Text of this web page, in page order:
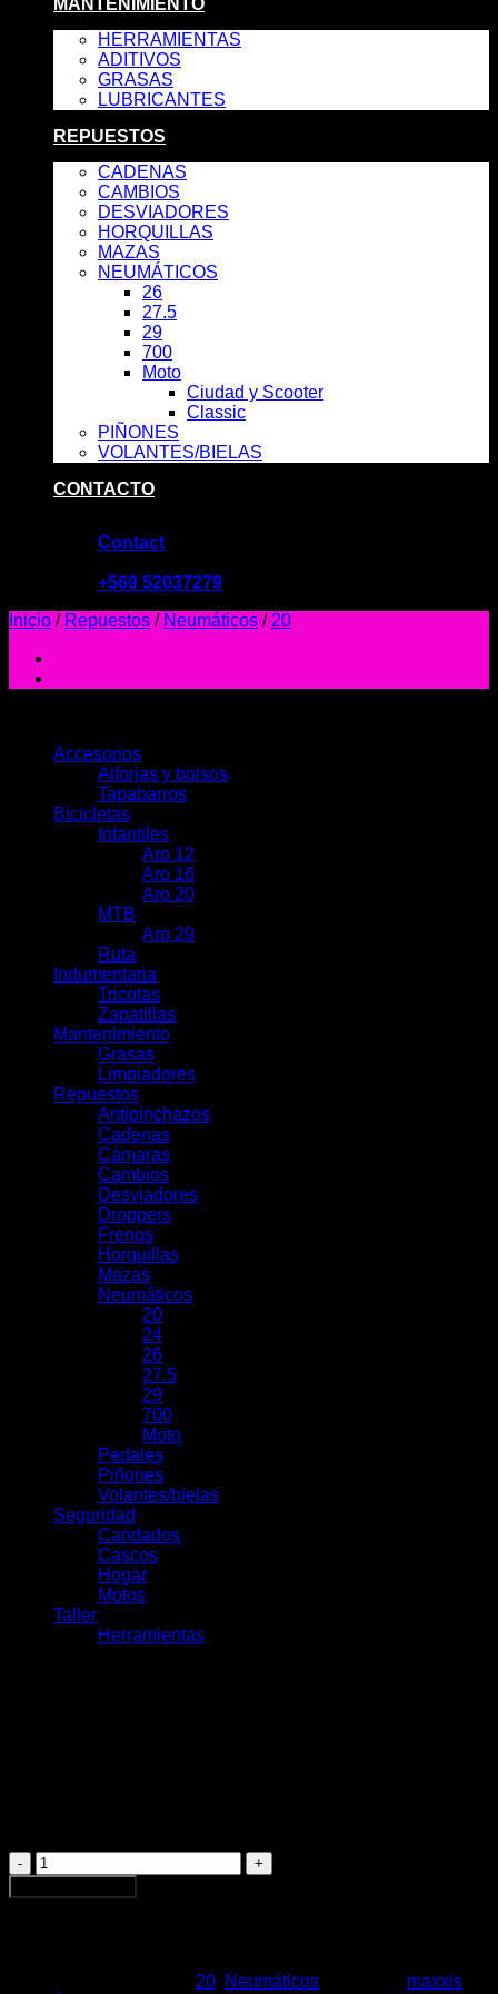
MANTENIMIENTO
HERRAMIENTAS
ADITIVOS
GRASAS
LUBRICANTES
REPUESTOS
CADENAS
CAMBIOS
DESVIADORES
HORQUILLAS
MAZAS
NEUMÁTICOS
26
27.5
29
700
Moto
Ciudad y Scooter
Classic
PIÑONES
VOLANTES/BIELAS
CONTACTO
Contact
+569 52037279
Inicio / Repuestos / Neumáticos / 20
Accesorios
Alforjas y bolsos
Tapabarros
Bicicletas
Infantiles
Aro 12
Aro 16
Aro 20
MTB
Aro 29
Ruta
Indumentaria
Tricotas
Zapatillas
Mantenimiento
Grasas
Limpiadores
Repuestos
Antipinchazos
Cadenas
Cámaras
Cambios
Desviadores
Droppers
Frenos
Horquillas
Mazas
Neumáticos
20
24
26
27.5
29
700
Moto
Pedales
Piñones
Volantes/bielas
Seguridad
Candados
Cascos
Hogar
Motos
Taller
Herramientas
Neumático
Maxxis
DTH
20 Neumáticos maxxis